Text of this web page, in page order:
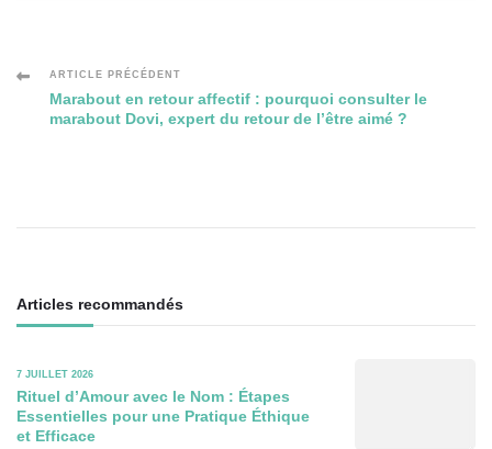
Navigation
des
ARTICLE PRÉCÉDENT
Marabout en retour affectif : pourquoi consulter le
marabout Dovi, expert du retour de l’être aimé ?
Articles recommandés
7 JUILLET 2026
Rituel d’Amour avec le Nom : Étapes
Essentielles pour une Pratique Éthique
et Efficace